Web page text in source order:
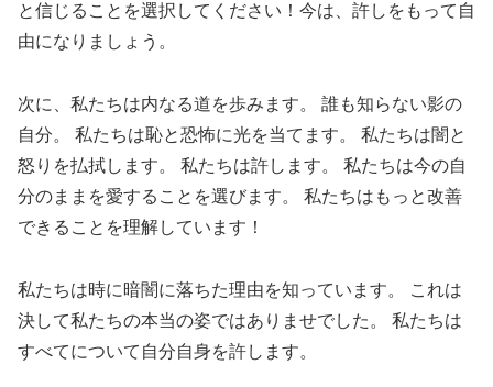
と信じることを選択してください！今は、許しをもって自
由になりましょう。
次に、私たちは内なる道を歩みます。 誰も知らない影の
自分。 私たちは恥と恐怖に光を当てます。 私たちは闇と
怒りを払拭します。 私たちは許します。 私たちは今の自
分のままを愛することを選びます。 私たちはもっと改善
できることを理解しています！
私たちは時に暗闇に落ちた理由を知っています。 これは
決して私たちの本当の姿ではありませでした。 私たちは
すべてについて自分自身を許します。